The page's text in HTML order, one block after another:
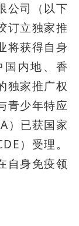
公司（以下
订立独家推
将获得自身
国内地、香
独家推广权
青少年特应
）已获国家
）受理。
自身免疫领